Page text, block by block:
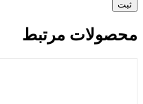
محصولات مرتبط